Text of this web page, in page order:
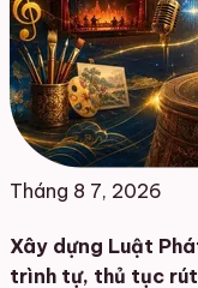
Tháng 8 7, 2026
Xây dựng Luật
trình tự, thủ tục